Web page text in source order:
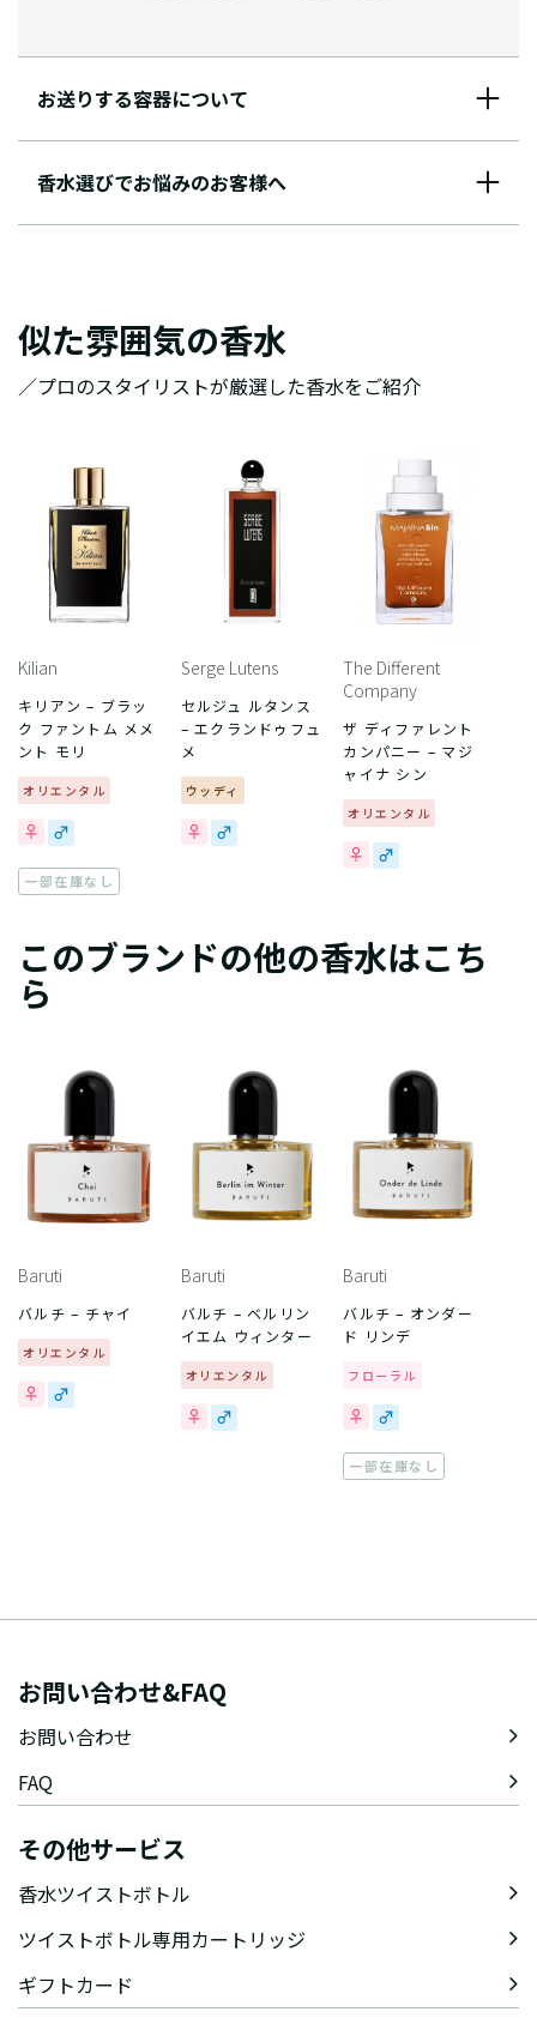
お送りする容器について
香水選びでお悩みのお客様へ
似た雰囲気の香水
／プロのスタイリストが厳選した香水をご紹介
Kilian
キリアン – ブラッ
ク ファントム メメ
ント モリ
オリエンタル
一部在庫なし
Serge Lutens
セルジュ ルタンス
– エクランドゥフュ
メ
ウッディ
The Different
Company
ザ ディファレント
カンパニー – マジ
ャイナ シン
オリエンタル
このブランドの他の香水はこち
ら
Baruti
バルチ – チャイ
オリエンタル
Baruti
バルチ – ベルリン
イエム ウィンター
オリエンタル
Baruti
バルチ – オンダー
ド リンデ
フローラル
一部在庫なし
お問い合わせ&FAQ
お問い合わせ
FAQ
その他サービス
香水ツイストボトル
ツイストボトル専用カートリッジ
ギフトカード